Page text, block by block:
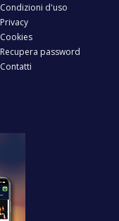
Condizioni d'uso
Privacy
Cookies
Recupera password
Contatti